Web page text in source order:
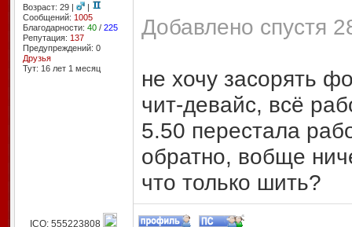
Возраст: 29 |
|
Сообщений: 1005
Благодарности: 40/ 225
Репутация: 137
Предупреждений: 0
Друзья
Тут: 16 лет 1 месяц
Добавлено спустя
не хочу засорять
чит-девайс, всё
5.50 перестала
обратно, вобще
что только шить?
ICQ: 555223808